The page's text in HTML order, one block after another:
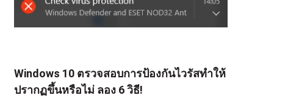
Windows 10 ตรวจสอบการป้องกันไวรัสทำให้
ปรากฏขึ้นหรือไม่ ลอง 6 วิธี!